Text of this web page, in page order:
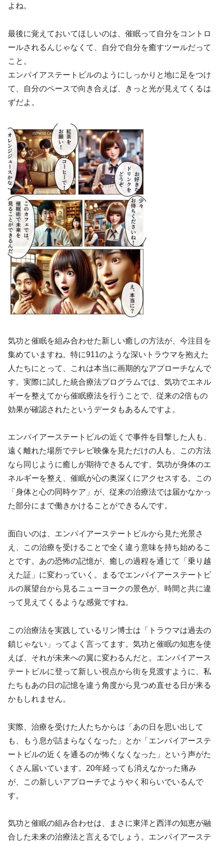
よね。
最後に覚えておいてほしいのは、催眠って自分をコントロ
ールされるんじゃなくて、自分で自分を癒すツールだって
こと。
エンパイアステートビルのようにしっかりと地に足をつけ
て、自分のペースで向き合えば、きっと光が見えてくるは
ずだよ。
気功と催眠を組み合わせた新しい癒しの方法が、今注目を
集めていますね。特に911のような深いトラウマを抱えた
人たちにとって、これは本当に画期的なアプローチなんで
す。実際に試した統合療法プログラムでは、気功でエネル
ギーを整えてから催眠療法を行うことで、従来の2倍もの
効果が確認されたというデータもあるんですよ。
エンパイアーステートビルの近くで事件を目撃した人も、
遠く離れた場所でテレビ映像を見ただけの人も、この方法
なら同じように癒しが期待できるんです。気功が身体のエ
ネルギーを整え、催眠が心の奥深くにアクセスする。この
「身体と心の同時ケア」が、従来の治療法では届かなかっ
た部分にまで働きかけることができるんです。
面白いのは、エンパイアーステートビルから見た光景さ
え、この治療を受けることで全く違う意味を持ち始めるこ
とです。あの恐怖の記憶が、癒しの過程を通じて「乗り越
えた証」に変わっていく。まるでエンパイアーステートビ
ルの展望台から見るニューヨークの景色が、時間と共に違
って見えてくるような感覚ですね。
この治療法を実践しているリン博士は「トラウマは過去の
鎖じゃない」ってよく言ってます。気功と催眠の知恵を使
えば、それが未来への翼に変わるんだと。エンパイアース
テートビルに登って新しい視点から街を見渡すように、私
たちもあの日の記憶を違う角度から見つめ直せる日が来る
かもしれません。
実際、治療を受けた人たちからは「あの日を思い出して
も、もう息が詰まらなくなった」とか「エンパイアーステ
ートビルの近くを通るのが怖くなくなった」という声がた
くさん届いています。20年経っても消えなかった痛み
が、この新しいアプローチでようやく和らいでいるんで
す。
気功と催眠の組み合わせは、まさに東洋と西洋の知恵が融
合した未来の治療法と言えるでしょう。エンパイアーステ